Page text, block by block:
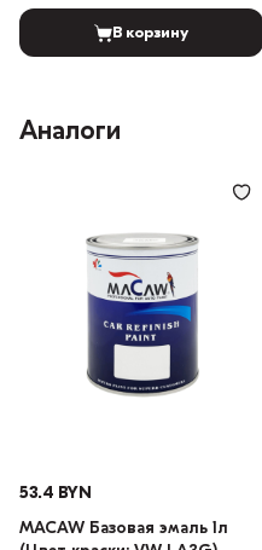
В корзину
Аналоги
53.4 BYN
MACAW Базовая эмаль 1л